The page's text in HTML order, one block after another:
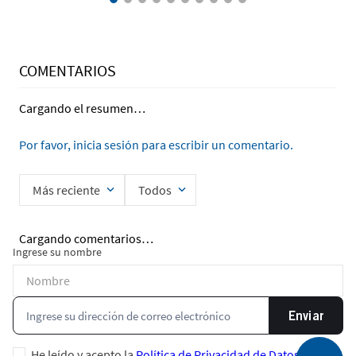
COMENTARIOS
Cargando el resumen…
Por favor, inicia sesión para escribir un comentario.
Más reciente Todos
Cargando comentarios…
Ingrese su nombre
Enviar